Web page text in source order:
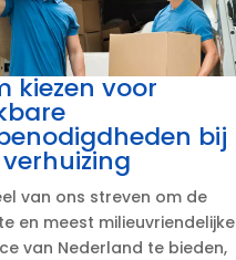
kiezen voor
bij
verhuizing
van ons streven om de
en meest milieuvriendelijke
van Nederland te bieden,